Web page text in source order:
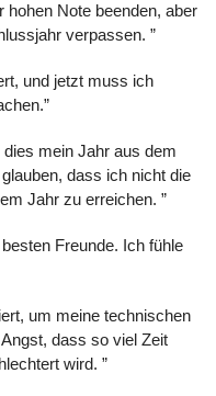
hohen Note beenden, aber
verpassen. ”
und jetzt muss ich
mein Jahr aus dem
dass ich nicht die
Jahr zu erreichen. ”
Freunde. Ich fühle
um meine technischen
dass so viel Zeit
wird. ”